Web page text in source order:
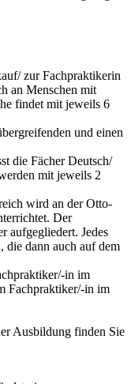
zur Fachpraktikerin
an Menschen mit
findet mit jeweils 6
und einen
die Fächer Deutsch/
mit jeweils 2
wird an der Otto-
Der
aufgegliedert. Jedes
die dann auch auf dem
in im
Fachpraktiker/-in im
Ausbildung finden Sie